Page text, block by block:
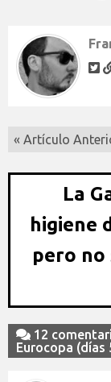
« Artículo
La
higiene
pero no
12
Eurocopa (días